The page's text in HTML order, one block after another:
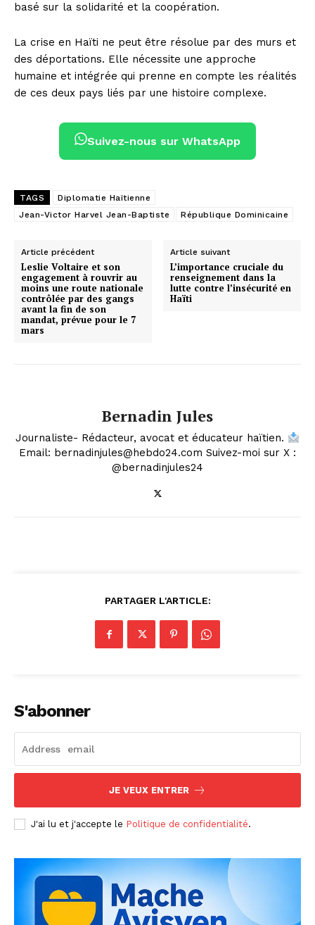
basé sur la solidarité et la coopération.
La crise en Haïti ne peut être résolue par des murs et
des déportations. Elle nécessite une approche
humaine et intégrée qui prenne en compte les réalités
de ces deux pays liés par une histoire complexe.
Suivez-nous sur WhatsApp
TAGS
Diplomatie Haïtienne
Jean-Victor Harvel Jean-Baptiste
République Dominicaine
Article précédent
Leslie Voltaire et son
engagement à rouvrir au
moins une route nationale
contrôlée par des gangs
avant la fin de son
mandat, prévue pour le 7
mars
Article suivant
L’importance cruciale du
renseignement dans la
lutte contre l’insécurité en
Haïti
Bernadin Jules
Journaliste- Rédacteur, avocat et éducateur haïtien.
Email: bernadinjules@hebdo24.com Suivez-moi sur X :
@bernadinjules24
PARTAGER L'ARTICLE:
S'abonner
JE VEUX ENTRER
J'ai lu et j'accepte le Politique de confidentialité.